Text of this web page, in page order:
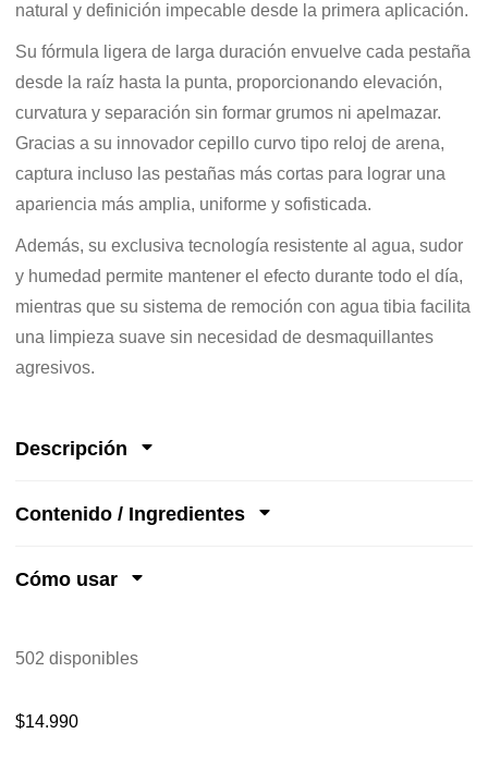
natural y definición impecable desde la primera aplicación.
Su fórmula ligera de larga duración envuelve cada pestaña
desde la raíz hasta la punta, proporcionando elevación,
curvatura y separación sin formar grumos ni apelmazar.
Gracias a su innovador cepillo curvo tipo reloj de arena,
captura incluso las pestañas más cortas para lograr una
apariencia más amplia, uniforme y sofisticada.
Además, su exclusiva tecnología resistente al agua, sudor
y humedad permite mantener el efecto durante todo el día,
mientras que su sistema de remoción con agua tibia facilita
una limpieza suave sin necesidad de desmaquillantes
agresivos.
Descripción
Contenido / Ingredientes
Cómo usar
502 disponibles
$14.990